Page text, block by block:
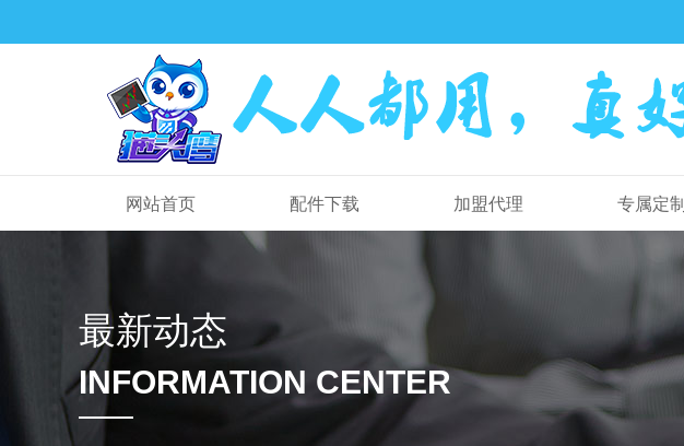
网站首页 配件下载 加盟代理 专属定制
最新动态
INFORMATION CENTER